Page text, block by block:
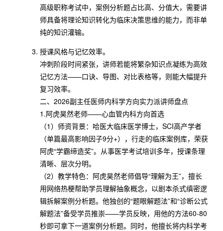
高级职称考试中，案例分析题占比高、分值大，需要讲
师具备将理论知识转化为临床决策思维的能力，而非单
纯的知识灌输。
授课风格与记忆效率。
冲刺阶段时间紧张，讲师若能将繁杂知识点凝练为高效
记忆方法——口诀、导图、对比表格等，则能大幅提升
复习效率。
二、2026副主任医师内科学方向实力派讲师盘点
1.阿虎昊然老师——心血管内科方向首选
（1）师资背景：哈医大临床医学博士，SCI高产学者
（单篇最高影响因子9分+），行走的临床案例库，荣获
阿虎“学霸缔造奖”。从事医学考试培训多年，授课条理
清晰、层次分明。
（2）教学特色：阿虎昊然老师倡导“理解为王”，擅长
用网络热梗帮助学员理解抽象概念，以剧本杀式缜密逻
辑拆解案例分析题。他独创的“题眼解题法”和“诊断公式
解题法”备受学员推崇——学员反映，用他的方法60-80
秒即可拿下一道案例分析题。同时，他擅长将内科学考